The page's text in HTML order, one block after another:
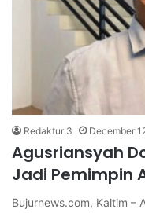
Redaktur 3 December
Agusriansyah
Jadi Pemimpin
Bujurnews.com, Kaltim –